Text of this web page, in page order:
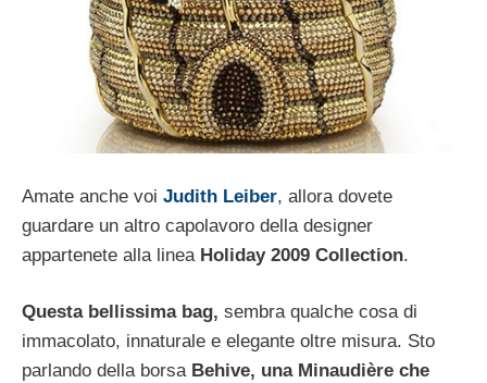
Amate anche voi Judith Leiber, allora dovete
guardare un altro capolavoro della designer
appartenete alla linea Holiday 2009 Collection.
Questa bellissima bag, sembra qualche cosa di
immacolato, innaturale e elegante oltre misura. Sto
parlando della borsa Behive, una Minaudière che